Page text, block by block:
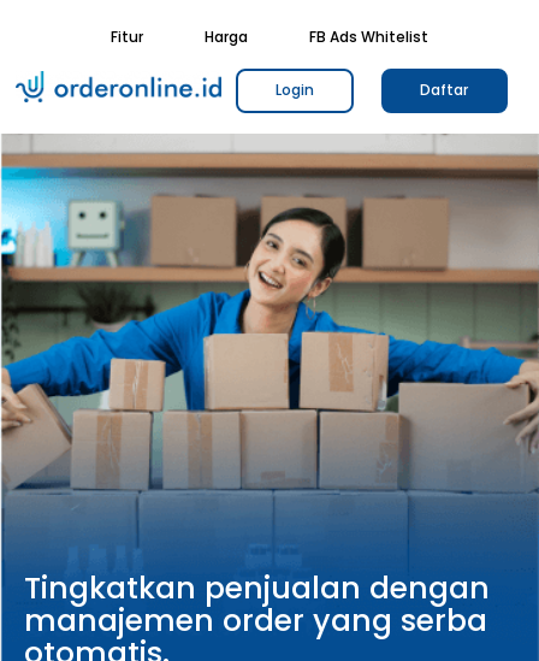
Fitur Harga FB Ads Whitelist
Login Daftar
Tingkatkan penjualan dengan
manajemen order yang serba